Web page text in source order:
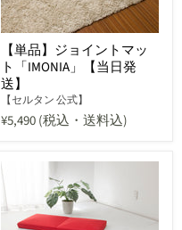
【単品】ジョイントマッ
ト「IMONIA」【当日発
送】
【セルタン 公式】
¥5,490(税込・送料込)